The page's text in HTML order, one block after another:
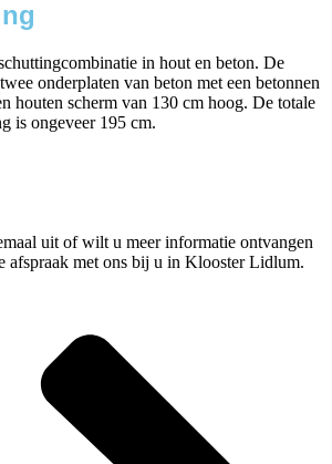
in hout en beton. De
onderplaten van beton met een betonnen
houten scherm van 130 cm hoog. De totale
is ongeveer 195 cm.
uit of wilt u meer informatie ontvangen
afspraak met ons bij u in Klooster Lidlum.